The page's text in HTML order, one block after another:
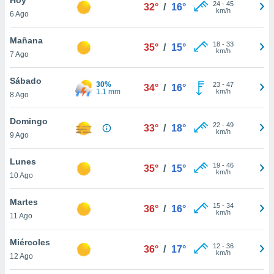
en
más
nuestra
de
cookies
aceptar
6 Ago
32° / 16° 24- 45
km/h
Mañana
7 Ago
35° / 15° 18- 33
km/h
Sábado
8 Ago
30%
1.1 mm
34° / 16° 23- 47
km/h
Domingo
9 Ago
33° / 18° 22- 49
km/h
Lunes
10 Ago
35° / 15° 19- 46
km/h
Martes
11 Ago
36° / 16° 15- 34
km/h
Miércoles
12 Ago
36° / 17° 12- 36
km/h